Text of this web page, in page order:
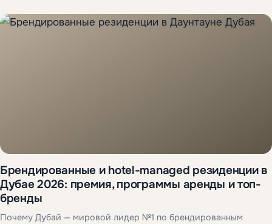
Брендированные и hotel-managed резиденции в
Дубае 2026: премия, программы аренды и топ-
бренды
Почему Дубай — мировой лидер №1 по брендированным